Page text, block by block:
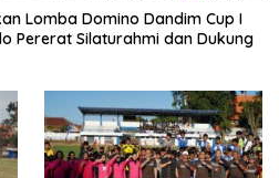
Lomba Domino Dandim Cup I
Pererat Silaturahmi dan Dukung